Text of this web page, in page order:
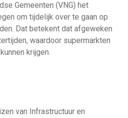
Gemeenten (VNG) het
om tijdelijk over te gaan op
Dat betekent dat afgeweken
waardoor supermarkten
krijgen.
van Infrastructuur en